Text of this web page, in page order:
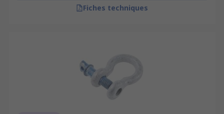
Fiches techniques